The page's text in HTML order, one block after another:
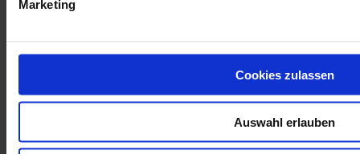
Marketing
Cookies zulassen
Auswahl erlauben
Mehr Informationen